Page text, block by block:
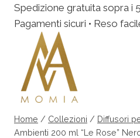
Salta
contenuto
Spedizione gratuita sopra i
Pagamenti sicuri • Reso
Home / Collezioni / Diffusori
Ambienti 200 ml “Le Rose”